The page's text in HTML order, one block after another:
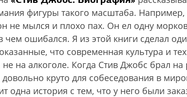
фигуры такого масштаба. Например,
не мылся и плохо пах. Он ел одну
чем ошибался. Я из этой книги сделал
что современная культура и
на алкоголе. Когда Стив Джобс брал
круто для собеседования в
одна история с тем, что у него были